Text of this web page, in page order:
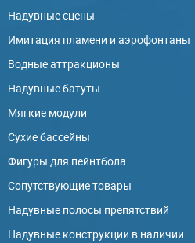
Надувные сцены
Имитация пламени и аэрофонтаны
Водные аттракционы
Надувные батуты
Мягкие модули
Сухие бассейны
Фигуры для пейнтбола
Сопутствующие товары
Надувные полосы препятствий
Надувные конструкции в наличии